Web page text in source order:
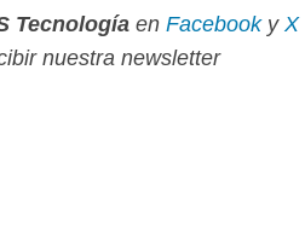
Tecnología en Facebooky X
nuestra newsletter